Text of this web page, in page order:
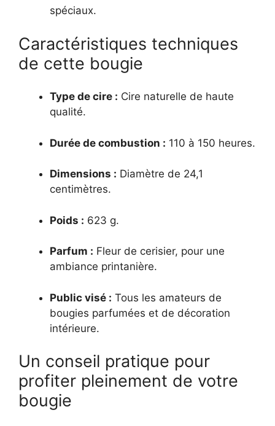
spéciaux.
Caractéristiques techniques
de cette bougie
Type de cire : Cire naturelle de haute
qualité.
Durée de combustion : 110 à 150 heures.
Dimensions : Diamètre de 24,1
centimètres.
Poids : 623 g.
Parfum : Fleur de cerisier, pour une
ambiance printanière.
Public visé : Tous les amateurs de
bougies parfumées et de décoration
intérieure.
Un conseil pratique pour
profiter pleinement de votre
bougie